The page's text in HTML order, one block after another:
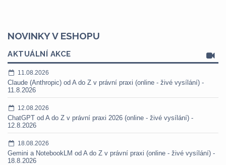
NOVINKY V ESHOPU
AKTUÁLNÍ AKCE
11.08.2026
Claude (Anthropic) od A do Z v právní praxi (online - živé vysílání) -
11.8.2026
12.08.2026
ChatGPT od A do Z v právní praxi 2026 (online - živé vysílání) -
12.8.2026
18.08.2026
Gemini a NotebookLM od A do Z v právní praxi (online - živé vysílání) -
18.8.2026